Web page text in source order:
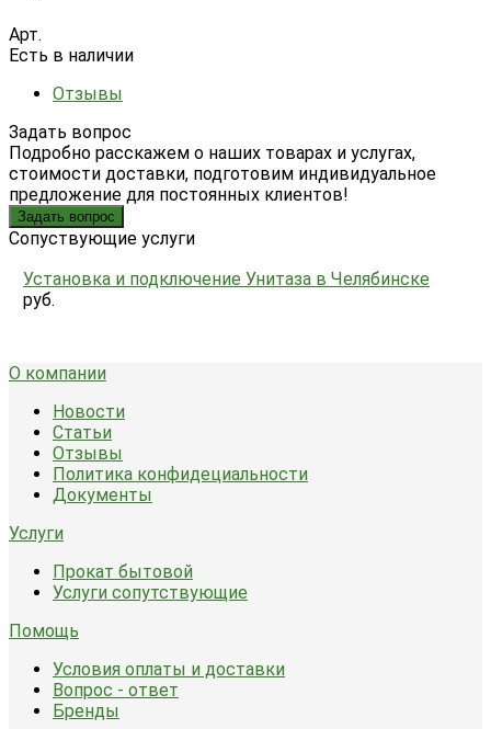
Арт.
Есть в наличии
Отзывы
Задать вопрос
Подробно расскажем о наших товарах и услугах,
стоимости доставки, подготовим индивидуальное
предложение для постоянных клиентов!
Задать вопрос
Сопуствующие услуги
Установка и подключение Унитаза в Челябинске
руб.
О компании
Новости
Статьи
Отзывы
Политика конфидециальности
Документы
Услуги
Прокат бытовой
Услуги сопутствующие
Помощь
Условия оплаты и доставки
Вопрос - ответ
Бренды